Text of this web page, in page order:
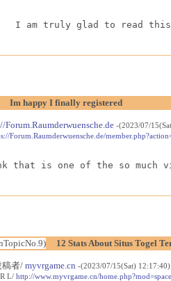
I am truly glad to read
Im happy I finally registered
Forum.Raumderwuensche.de -(2023/07/
Forum.Raumderwuensche.de/
that is one of the so much
12 Stats About Situs Togel
稿者/ myvrgame.cn -(2023/07/15(Sat)
L/ http://www.myvrgame.cn/